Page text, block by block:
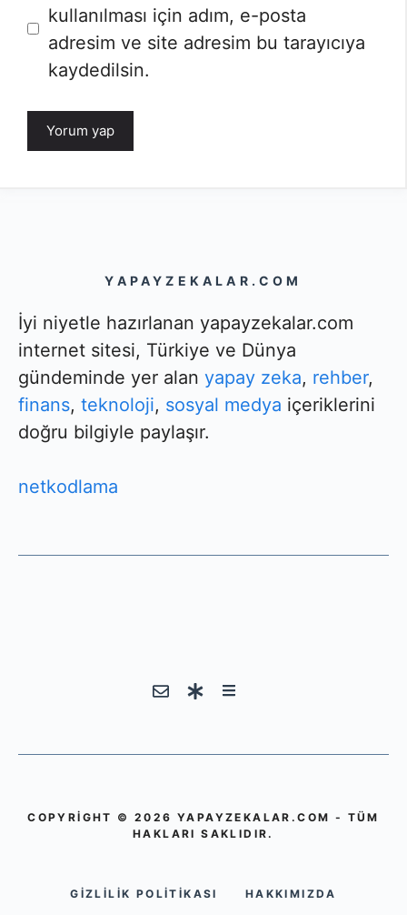
sitesi
kullanılması için adım, e-posta
adresim ve site adresim bu tarayıcıya
kaydedilsin.
YAPAYZEKALAR.COM
İyi niyetle hazırlanan yapayzekalar.com
internet sitesi, Türkiye ve Dünya
gündeminde yer alan yapay zeka, rehber,
finans, teknoloji, sosyal medya içeriklerini
doğru bilgiyle paylaşır.
netkodlama
COPYRIGHT © 2026 YAPAYZEKALAR.COM - TÜM
HAKLARI SAKLIDIR.
GIZLILIK POLITIKASI HAKKIMIZDA